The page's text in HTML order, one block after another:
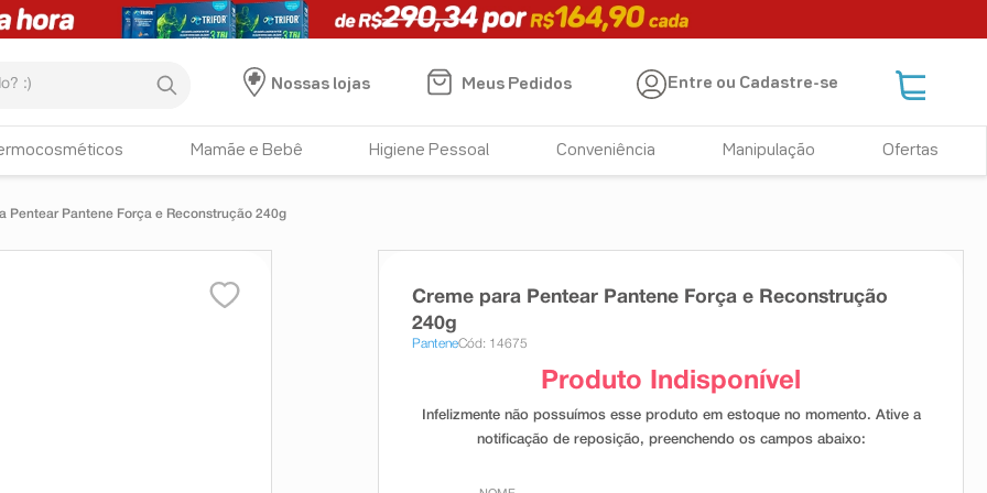
Nossas lojas
Meus Pedidos Entre ou Cadastre-se
Mamãe e Bebê Higiene Pessoal Conveniência Manipulação Ofertas
Pentear Pantene Força e Reconstrução 240g
Creme para Pentear Pantene Força e Reconstrução
240g
PanteneCód: 14675